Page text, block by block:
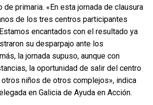
de primaria. «En esta jornada de clausura
de los tres centros participantes
encantados con el resultado ya
su desparpajo ante los
la jornada supuso, aunque con
la oportunidad de salir del centro
niños de otros complejos», indica
en Galicia de Ayuda en Acción.